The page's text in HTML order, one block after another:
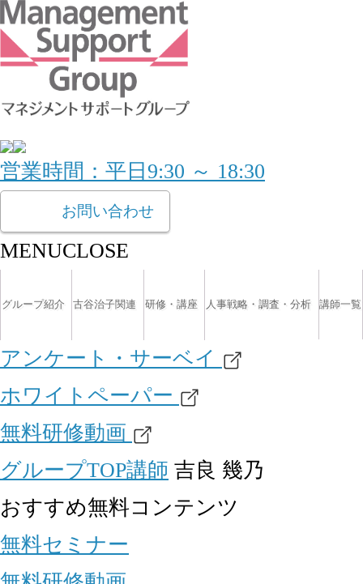
営業時間：平日9:30 ～ 18:30
お問い合わせ
MENUCLOSE
グループ紹介 古谷治子関連 研修・講座 人事戦略・調査・分析 講師一覧
アンケート・サーベイ
ホワイトペーパー
無料研修動画
グループTOP講師 吉良 幾乃
おすすめ無料コンテンツ
無料セミナー